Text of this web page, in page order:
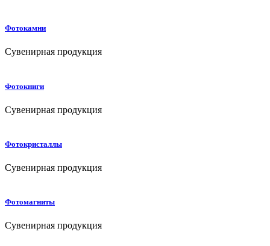
Фотокамни
Сувенирная продукция
Фотокниги
Сувенирная продукция
Фотокристаллы
Сувенирная продукция
Фотомагниты
Сувенирная продукция